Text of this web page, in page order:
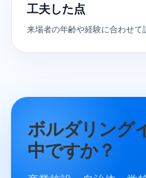
工夫した点
来場者の年齢や経験に合わせて
ボルダリング
中ですか？